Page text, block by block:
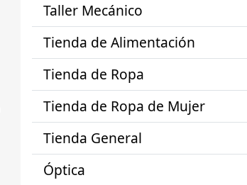
Taller Mecánico
Tienda de Alimentación
Tienda de Ropa
Tienda de Ropa de Mujer
Tienda General
Óptica